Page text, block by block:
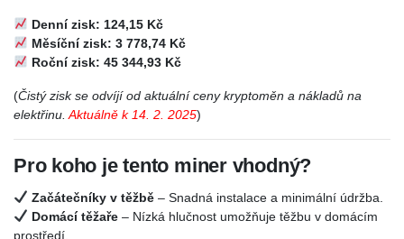
Denní zisk: 124,15 Kč
Měsíční zisk: 3 778,74 Kč
Roční zisk: 45 344,93 Kč
(Čistý zisk se odvíjí od aktuální ceny kryptoměn a nákladů na
elektřinu. Aktuálně k 14. 2. 2025)
Pro koho je tento miner vhodný?
Začátečníky v těžbě– Snadná instalace a minimální údržba.
Domácí těžaře– Nízká hlučnost umožňuje těžbu v domácím
prostředí.